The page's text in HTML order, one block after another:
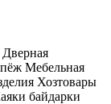
Дверная
Мебельная
Хозтовары
байдарки